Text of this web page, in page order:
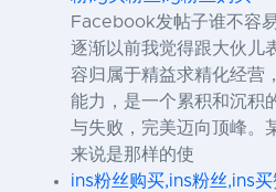
Facebook发帖子谁不容
逐渐以前我觉得跟大伙儿
容归属于精益求精化经营
能力，是一个累积和沉积
与失败，完美迈向顶峰。
来说是那样的使
ins粉丝购买,ins粉丝,ins